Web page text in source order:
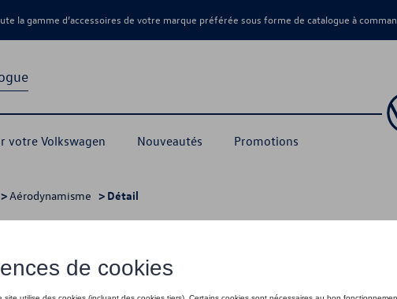
la gamme d’accessoires de votre marque préférée sous forme de catalogue à
votre Volkswagen Nouveautés Promotions
>Aérodynamisme > Détail